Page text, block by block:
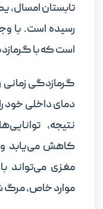
تابستان امسال،
رسیده است. با
است که با
گرمازدگی
دمای داخلی خود
نتیجه،
کاهش می‌یابد
مغزی می‌تواند
موارد خاص، مرگ